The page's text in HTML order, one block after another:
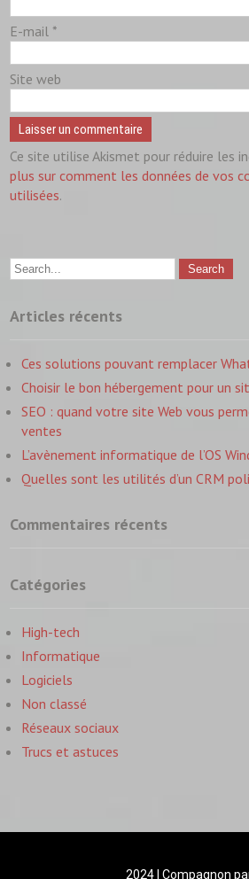
E-mail*
Site web
Ce site utilise Akismet pour réduire les
plus sur comment les données de vos
utilisées.
Articles récents
Ces solutions pouvant remplacer
Choisir le bon hébergement pour un
SEO : quand votre site Web vous
ventes
L’avènement informatique de l’OS
Quelles sont les utilités d’un CRM
Commentaires récents
Catégories
High-tech
Informatique
Logiciels
Non classé
Réseaux sociaux
Trucs et astuces
2024 | Compagnon